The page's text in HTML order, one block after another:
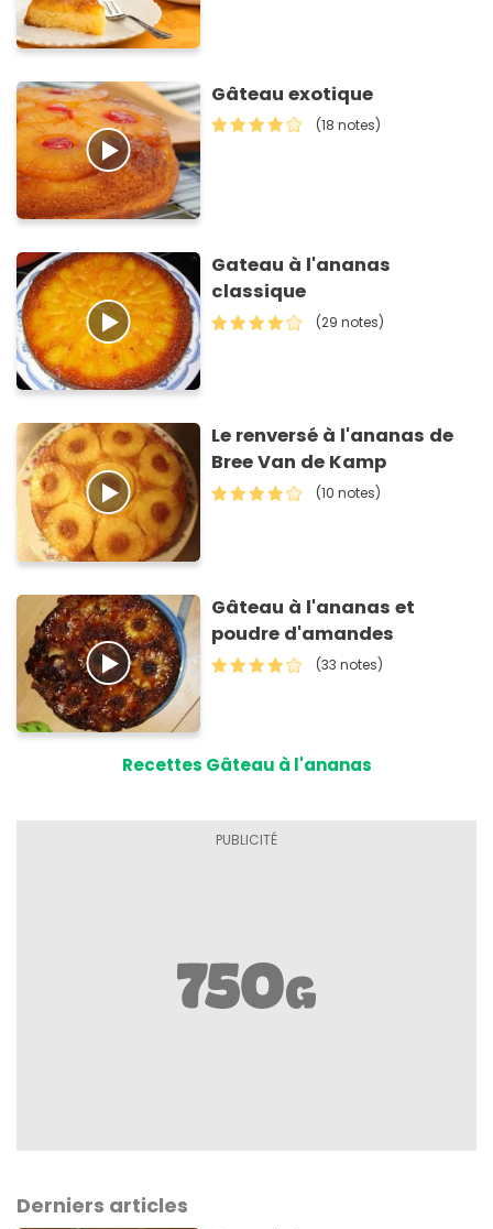
Gâteau exotique
(18 notes)
Gateau à l'ananas
classique
(29 notes)
Le renversé à l'ananas de
Bree Van de Kamp
(10 notes)
Gâteau à l'ananas et
poudre d'amandes
(33 notes)
Recettes Gâteau à l'ananas
Derniers articles